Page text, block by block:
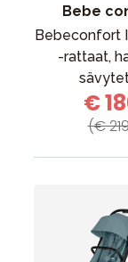
Bebe
Bebeconfort
-rattaat,
€
(€